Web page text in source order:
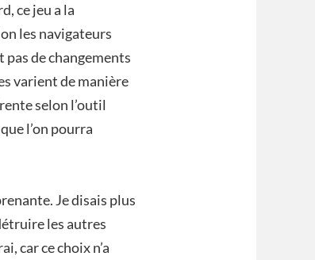
ce jeu a la
les navigateurs
pas de changements
varient de manière
selon l’outil
l’on pourra
Je disais plus
les autres
car ce choix n’a